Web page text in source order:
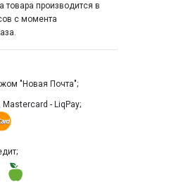
"Новая Почта";
- LiqPay;
товара производится в
с момента